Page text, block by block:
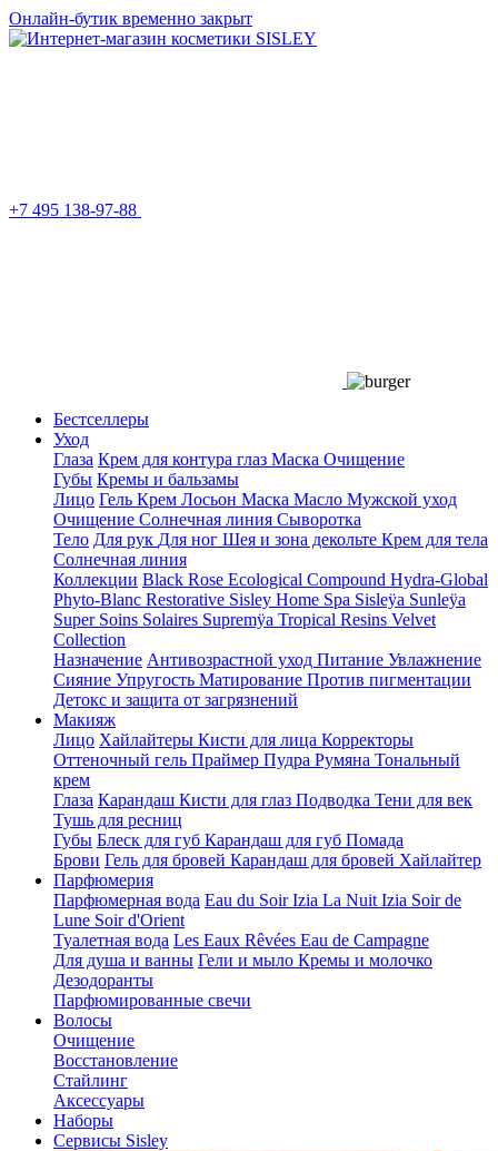
Онлайн-бутик временно закрыт
+7 495 138-97-88
Бестселлеры
Уход
Глаза Крем для контура глаз Маска Очищение
Губы Кремы и бальзамы
Лицо Гель Крем Лосьон Маска Масло Мужской уход
Очищение Солнечная линия Сыворотка
Тело Для рук Для ног Шея и зона декольте Крем для тела
Солнечная линия
Коллекции Black Rose Ecological Compound Hydra-Global
Phyto-Blanc Restorative Sisley Home Spa Sisleÿa Sunleÿa
Super Soins Solaires Supremÿa Tropical Resins Velvet
Collection
Назначение Антивозрастной уход Питание Увлажнение
Сияние Упругость Матирование Против пигментации
Детокс и защита от загрязнений
Макияж
Лицо Хайлайтеры Кисти для лица Корректоры
Оттеночный гель Праймер Пудра Румяна Тональный
крем
Глаза Карандаш Кисти для глаз Подводка Тени для век
Тушь для ресниц
Губы Блеск для губ Карандаш для губ Помада
Брови Гель для бровей Карандаш для бровей Хайлайтер
Парфюмерия
Парфюмерная вода Eau du SoirIzia La Nuit Izia Soir de
Lune Soir d'Orient
Туалетная вода Les Eaux Rêvées Eau de Campagne
Для душа и ванны Гели и мыло Кремы и молочко
Дезодоранты
Парфюмированные свечи
Волосы
Очищение
Восстановление
Стайлинг
Аксессуары
Наборы
Сервисы Sisley